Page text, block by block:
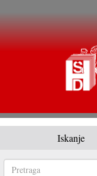
Iskanje